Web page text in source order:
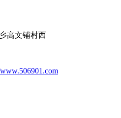
高文铺村西